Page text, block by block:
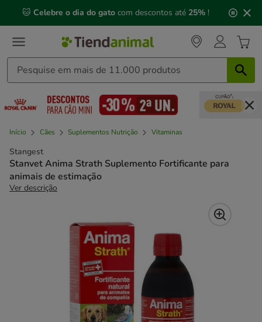
mensagem,
🐱 Celebre o dia do gato com descontos até 25% !
Início Cães Suplementos Nutrição Vitaminas
Stangest
Stanvet Anima Strath Suplemento Fortificante para
animais de estimação
Ver descrição